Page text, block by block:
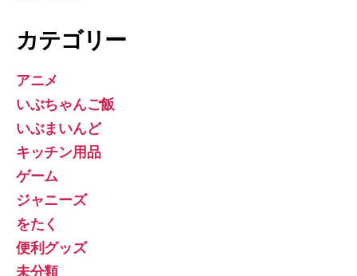
カテゴリー
アニメ
いぶちゃんご飯
いぶまいんど
キッチン用品
ゲーム
ジャニーズ
をたく
便利グッズ
未分類